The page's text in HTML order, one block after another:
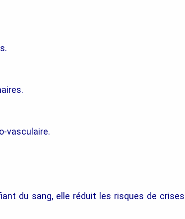
vasculaire.
du sang, elle réduit les risques de crises